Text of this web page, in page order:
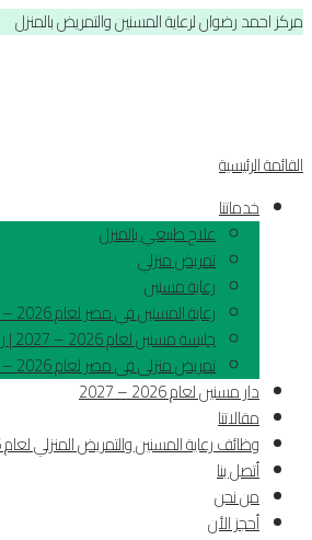
مركز احمد رضوان لرعاية المسنين والتمريض بالمنزل
القائمة الرئيسية
خدماتنا
علاج طبيعي بالمنزل
تمريض منزلي
رعاية مسنين
رعاية المسنين في مصر لعام 2026 – 2027
جليسة مسنين لعام 2026 – 2027 | راحة المريض تبدأ من قلب البيت
تمريض منزلى فى مصر لعام 2026 – 2027
دار مسنين لعام 2026 – 2027
مقالاتنا
وظائف رعاية المسنين والتمريض المنزلي لعام 2026 – 2027
أتصل بنا
من نحن
أحجز الأن